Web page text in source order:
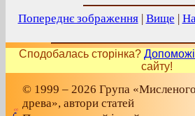
Попереднє зображення| Вище
Сподобалась сторінка?
сайту!
© 1999 – 2026 Група «Мисленого
древа», автори статей